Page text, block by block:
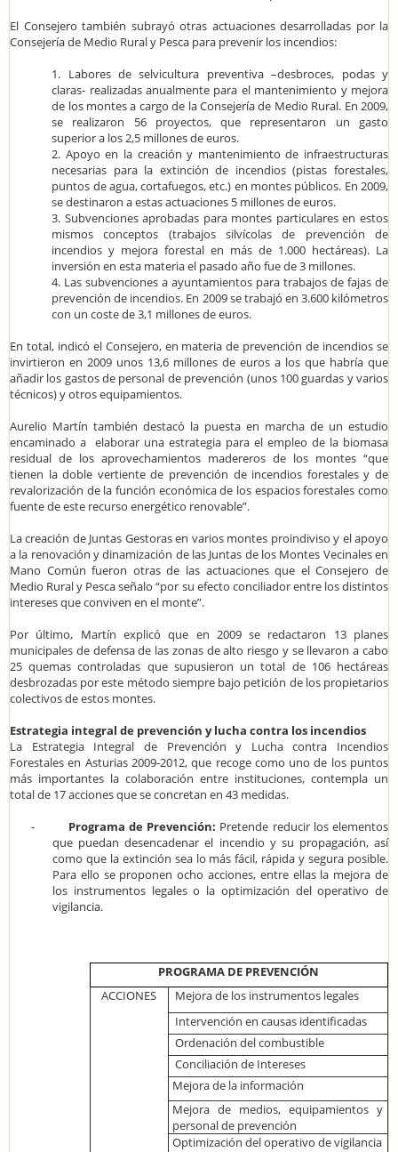
El Consejero también subrayó otras actuaciones desarrolladas por la
Consejería de Medio Rural y Pesca para prevenir los incendios:
1. Labores de selvicultura preventiva –desbroces, podas y
claras- realizadas anualmente para el mantenimiento y mejora
de los montes a cargo de la Consejería de Medio Rural. En 2009,
se realizaron 56 proyectos, que representaron un gasto
superior a los 2,5 millones de euros.
2. Apoyo en la creación y mantenimiento de infraestructuras
necesarias para la extinción de incendios (pistas forestales,
puntos de agua, cortafuegos, etc.) en montes públicos. En 2009,
se destinaron a estas actuaciones 5 millones de euros.
3. Subvenciones aprobadas para montes particulares en estos
mismos conceptos (trabajos silvícolas de prevención de
incendios y mejora forestal en más de 1.000 hectáreas). La
inversión en esta materia el pasado año fue de 3 millones.
4. Las subvenciones a ayuntamientos para trabajos de fajas de
prevención de incendios. En 2009 se trabajó en 3.600 kilómetros
con un coste de 3,1 millones de euros.
En total, indicó el Consejero, en materia de prevención de incendios se
invirtieron en 2009 unos 13,6 millones de euros a los que habría que
añadir los gastos de personal de prevención (unos 100 guardas y varios
técnicos) y otros equipamientos.
Aurelio Martín también destacó la puesta en marcha de un estudio
encaminado a elaborar una estrategia para el empleo de la biomasa
residual de los aprovechamientos madereros de los montes “que
tienen la doble vertiente de prevención de incendios forestales y de
revalorización de la función económica de los espacios forestales como
fuente de este recurso energético renovable”.
La creación de Juntas Gestoras en varios montes proindiviso y el apoyo
a la renovación y dinamización de las Juntas de los Montes Vecinales en
Mano Común fueron otras de las actuaciones que el Consejero de
Medio Rural y Pesca señalo “por su efecto conciliador entre los distintos
intereses que conviven en el monte”.
Por último, Martín explicó que en 2009 se redactaron 13 planes
municipales de defensa de las zonas de alto riesgo y se llevaron a cabo
25 quemas controladas que supusieron un total de 106 hectáreas
desbrozadas por este método siempre bajo petición de los propietarios
colectivos de estos montes.
Estrategia integral de prevención y lucha contra los incendios
La Estrategia Integral de Prevención y Lucha contra Incendios
Forestales en Asturias 2009-2012, que recoge como uno de los puntos
más importantes la colaboración entre instituciones, contempla un
total de 17 acciones que se concretan en 43 medidas.
-
Programa de Prevención: Pretende reducir los elementos
que puedan desencadenar el incendio y su propagación, así
como que la extinción sea lo más fácil, rápida y segura posible.
Para ello se proponen ocho acciones, entre ellas la mejora de
los instrumentos legales o la optimización del operativo de
vigilancia.
PROGRAMA DE PREVENCIÓN
ACCIONES
Mejora de los instrumentos legales
Intervención en causas identificadas
Ordenación del combustible
Conciliación de Intereses
Mejora de la información
Mejora de medios, equipamientos y
personal de prevención
Optimización del operativo de vigilancia